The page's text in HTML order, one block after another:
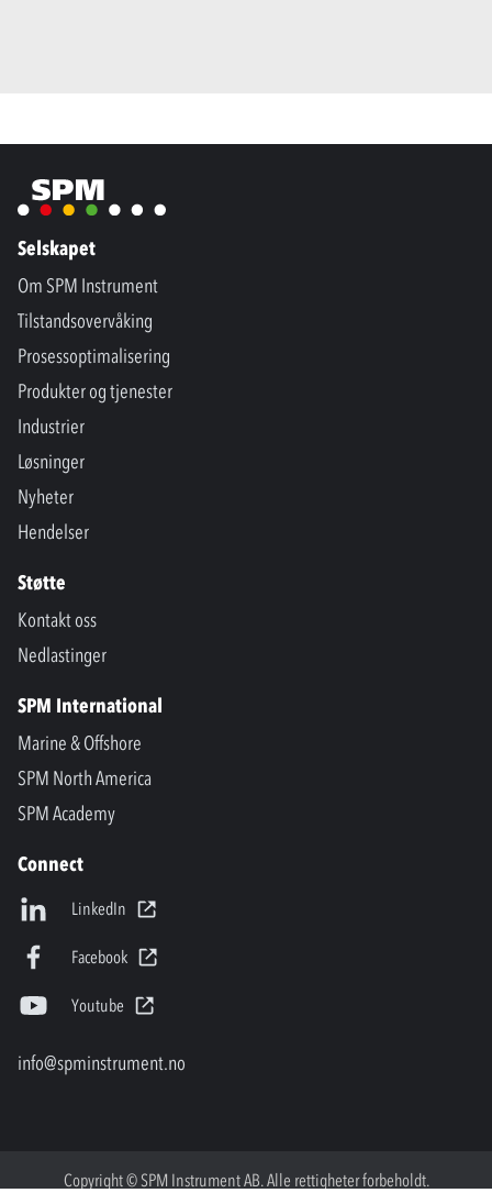
Selskapet
Om SPM Instrument
Tilstandsovervåking
Prosessoptimalisering
Produkter og tjenester
Industrier
Løsninger
Nyheter
Hendelser
Støtte
Kontakt oss
Nedlastinger
SPM International
Marine & Offshore
SPM North America
SPM Academy
Connect
LinkedIn
Facebook
Youtube
info@spminstrument.no
Copyright © SPM Instrument AB. Alle rettigheter forbeholdt.